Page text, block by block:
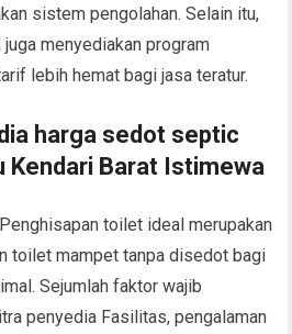
sistem pengolahan. Selain itu,
menyediakan program
lebih hemat bagi jasa teratur.
harga sedot septic
Kendari Barat Istimewa
toilet ideal merupakan
toilet mampet tanpa disedot bagi
Sejumlah faktor wajib
penyedia Fasilitas, pengalaman